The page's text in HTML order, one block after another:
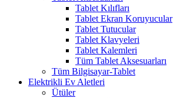
Tablet Kılıfları
Tablet Ekran Koruyucular
Tablet Tutucular
Tablet Klavyeleri
Tablet Kalemleri
Tüm Tablet Aksesuarları
Tüm Bilgisayar-Tablet
Elektrikli Ev Aletleri
Ütüler